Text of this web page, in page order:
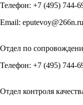
Телефон: +7 (495) 744-
Email: eputevoy@266n.ru
Отдел по
Телефон: +7 (495) 744-
Отдел контроля